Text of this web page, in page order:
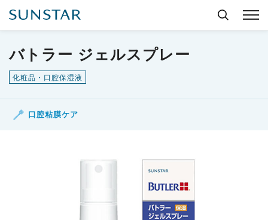
バトラー ジェルスプレー
化粧品・口腔保湿液
口腔粘膜ケア